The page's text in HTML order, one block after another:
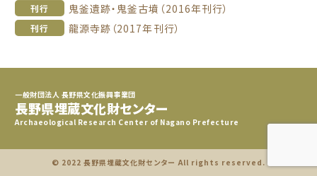
刊行 鬼釜遺跡・鬼釜古墳（2016年刊行）
刊行 龍源寺跡（2017年刊行）
一般財団法人 長野県文化振興事業団
長野県埋蔵文化財センター
Archaeological Research Center of Nagano Prefecture
© 2022 長野県埋蔵文化財センター All rights reserved.